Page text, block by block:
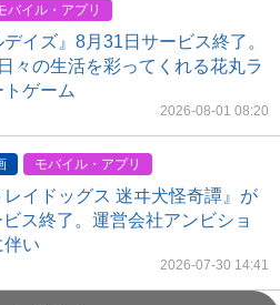
バイル・アプリ
デイズ』8月31日サービス終了。
々の生活を彩ってくれる花丸ラ
ゲーム
2026-08-01 08:20
モバイル・アプリ
レイドッグス 迷ヰ犬怪奇譚』が
ス終了。運営会社アンビショ
伴い
2026-07-30 14:41